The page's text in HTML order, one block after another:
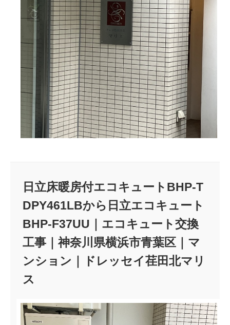
日立床暖房付エコキュートBHP-T
DPY461LBから日立エコキュート
BHP-F37UU｜エコキュート交換
工事｜神奈川県横浜市青葉区｜マ
ンション｜ドレッセイ荏田北マリ
ス